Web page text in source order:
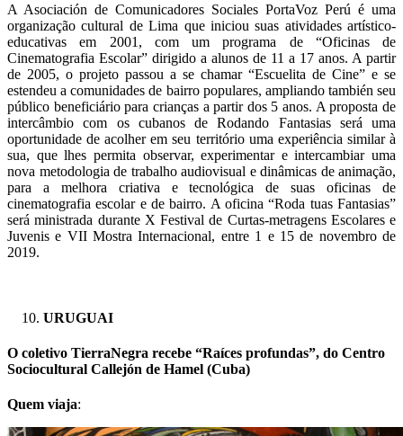
A Asociación de Comunicadores Sociales PortaVoz Perú é uma
organização cultural de Lima que iniciou suas atividades artístico-
educativas em 2001, com um programa de “Oficinas de
Cinematografia Escolar” dirigido a alunos de 11 a 17 anos. A partir
de 2005, o projeto passou a se chamar “Escuelita de Cine” e se
estendeu a comunidades de bairro populares, ampliando también seu
público beneficiário para crianças a partir dos 5 anos. A proposta de
intercâmbio com os cubanos de Rodando Fantasias será uma
oportunidade de acolher em seu território uma experiência similar à
sua, que lhes permita observar, experimentar e intercambiar uma
nova metodologia de trabalho audiovisual e dinâmicas de animação,
para a melhora criativa e tecnológica de suas oficinas de
cinematografia escolar e de bairro. A oficina “Roda tuas Fantasias”
será ministrada durante X Festival de Curtas-metragens Escolares e
Juvenis e VII Mostra Internacional, entre 1 e 15 de novembro de
2019.
URUGUAI
O coletivo TierraNegra recebe “Raíces profundas”, do Centro
Sociocultural Callejón de Hamel (Cuba)
Quem viaja: